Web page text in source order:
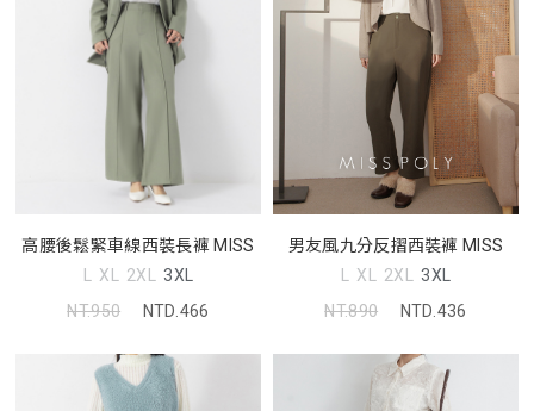
高腰後鬆緊車線西裝長褲 MISS
L XL 2XL 3XL
NT.950
NTD.466
男友風九分反摺西裝褲 MISS
L XL 2XL 3XL
NT.890
NTD.436